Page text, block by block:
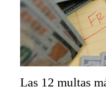
Las 12 multas